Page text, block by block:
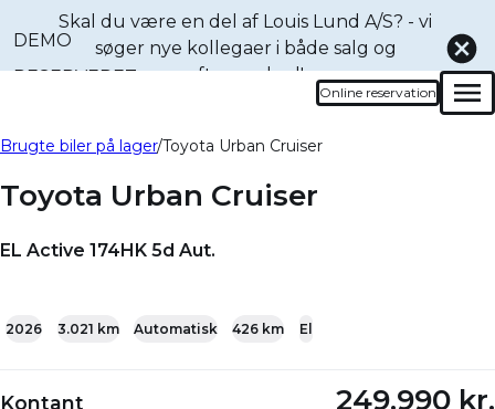
Skal du være en del af Louis Lund A/S? - vi
søger nye kollegaer i både salg og
eftermarked!
Online reservation
Bliv ringet op
Brugte biler på lager Toyota Urban Cruiser
Toyota Urban Cruiser
EL Active 174HK 5d Aut.
DEMO
RESERVERET
2026 3.021 km Automatisk 426 km El
Kontant 249.990 kr.